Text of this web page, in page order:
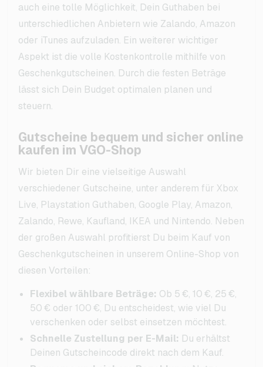
auch eine tolle Möglichkeit, Dein Guthaben bei
unterschiedlichen Anbietern wie Zalando, Amazon
oder iTunes aufzuladen. Ein weiterer wichtiger
Aspekt ist die volle Kostenkontrolle mithilfe von
Geschenkgutscheinen. Durch die festen Beträge
lässt sich Dein Budget optimalen planen und
steuern.
Gutscheine bequem und sicher online
kaufen im VGO-Shop
Wir bieten Dir eine vielseitige Auswahl
verschiedener Gutscheine, unter anderem für Xbox
Live, Playstation Guthaben, Google Play, Amazon,
Zalando, Rewe, Kaufland, IKEA und Nintendo. Neben
der großen Auswahl profitierst Du beim Kauf von
Geschenkgutscheinen in unserem Online-Shop von
diesen Vorteilen:
Flexibel wählbare Beträge: Ob 5 €, 10 €, 25 €,
50 € oder 100 €, Du entscheidest, wie viel Du
verschenken oder selbst einsetzen möchtest.
Schnelle Zustellung per E-Mail: Du erhältst
Deinen Gutscheincode direkt nach dem Kauf.